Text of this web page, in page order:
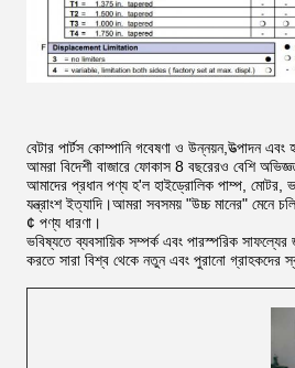
বেটার পার্টস কোম্পানি গবেষণা ও উন্নয়ন,উত্পাদন
আমরা বিদেশী বাজারে ফোকাস 8 বছরেরও বেশি
আমাদের প্রধান পণ্য হ'ল হাইড্রোলিক পাম্প, মোটর,
যন্ত্রাংশ ইত্যাদি।আমরা সবসময় "উচ্চ মানের" মেনে
¢ পণ্য ধারণা।
ভবিষ্যতে ব্যবসায়িক সম্পর্ক এবং পারস্পরিক
করতে সারা বিশ্ব থেকে নতুন এবং পুরানো গ্রাহকদের